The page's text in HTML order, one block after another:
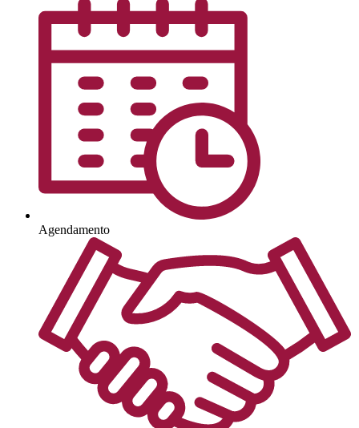
Agendamento